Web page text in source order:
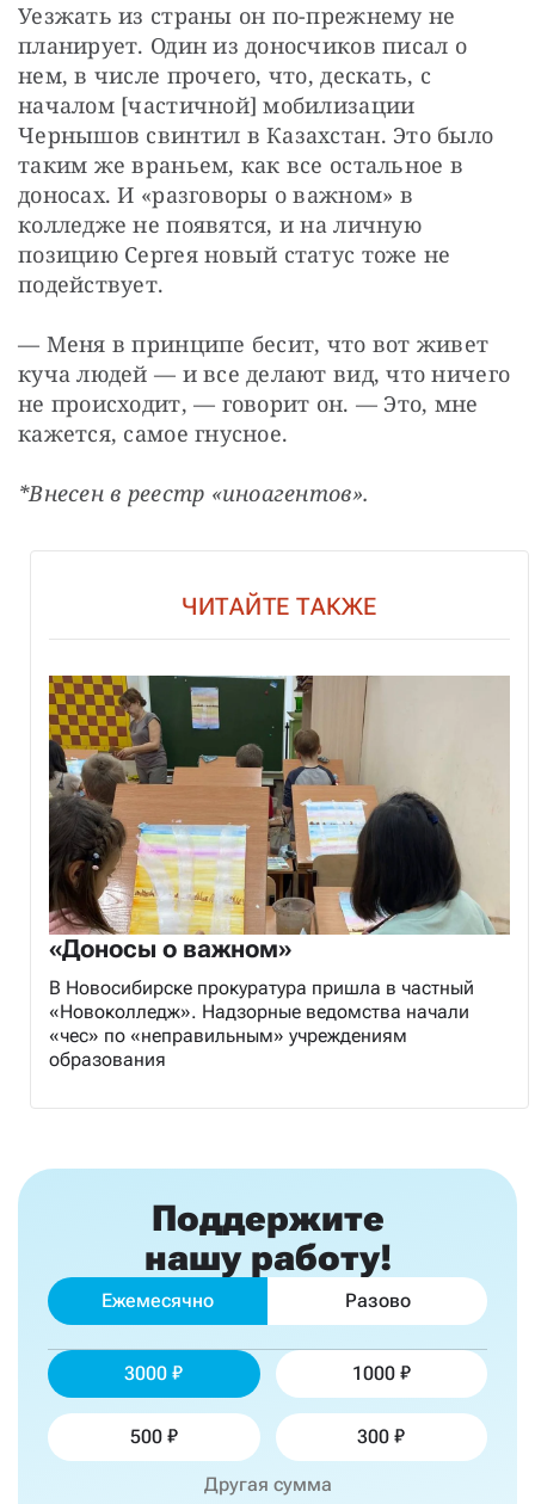
Уезжать из страны он по-прежнему не
планирует. Один из доносчиков писал о
нем, в числе прочего, что, дескать, с
началом [частичной] мобилизации
Чернышов свинтил в Казахстан. Это было
таким же враньем, как все остальное в
доносах. И «разговоры о важном» в
колледже не появятся, и на личную
позицию Сергея новый статус тоже не
подействует.
— Меня в принципе бесит, что вот живет
куча людей — и все делают вид, что ничего
не происходит, — говорит он. — Это, мне
кажется, самое гнусное.
*Внесен в реестр «иноагентов».
ЧИТАЙТЕ ТАКЖЕ
«Доносы о важном»
В Новосибирске прокуратура пришла в частный
«Новоколледж». Надзорные ведомства начали
«чес» по «неправильным» учреждениям
образования
Поддержите
нашу работу!
Ежемесячно Разово
3000 1000
500 300